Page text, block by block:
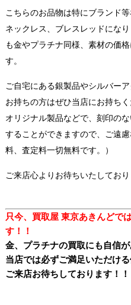
こちらのお品物は特にブランド
ネックレス、ブレスレッドにな
も金やプラチナ同様、素材の価
す。
ご自宅にある銀製品やシルバー
お持ちの方はぜひ当店にお持ち
オリジナル製品などで、刻印の
することができますので、ご遠
料、査定料一切無料です。）
ご来店心よりお待ちいたしており
只今、買取屋 東京あきんどで
す！！
金、プラチナの買取にも自信が
当店では必ずご満足いただけ
ご来店お待ちしております！！